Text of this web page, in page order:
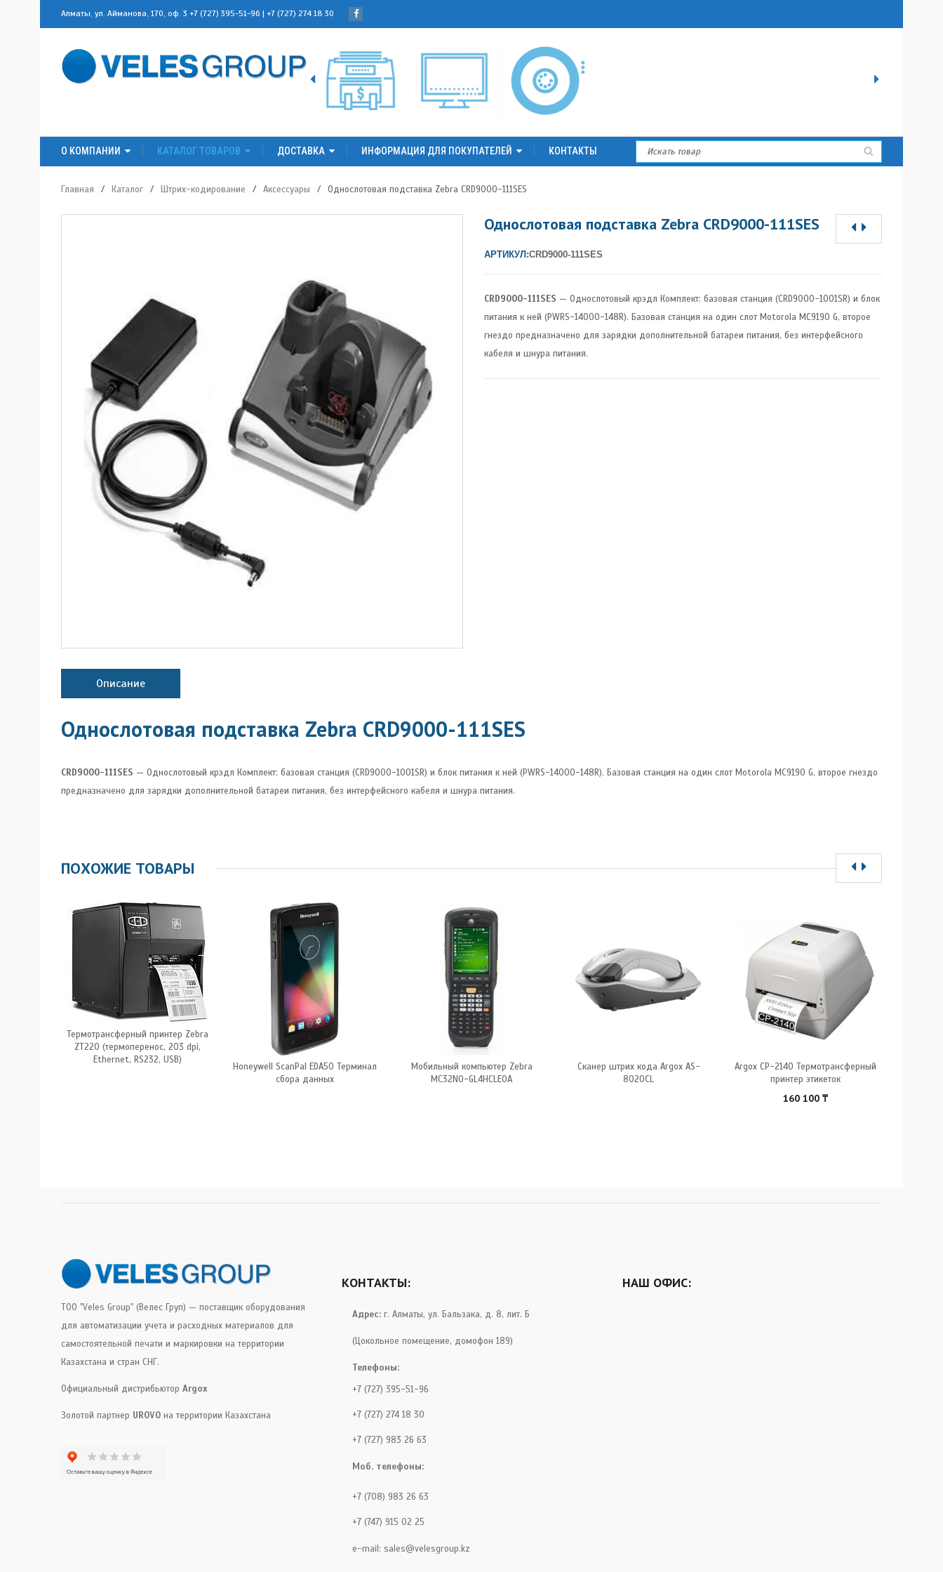
Алматы, ул. Айманова, 170, оф. 3 +7 (727) 395-51-96 | +7 (727) 274 18 30
О КОМПАНИИ КАТАЛОГ ТОВАРОВ ДОСТАВКА ИНФОРМАЦИЯ ДЛЯ ПОКУПАТЕЛЕЙ КОНТАКТЫ
Главная / Каталог / Штрих-кодирование / Аксессуары / Однослотовая подставка Zebra CRD9000-111SES
Однослотовая подставка Zebra CRD9000-111SES
АРТИКУЛ:CRD9000-111SES
CRD9000-111SES — Однослотовый крэдл Комплект: базовая станция (CRD9000-1001SR) и блок
питания к ней (PWRS-14000-148R). Базовая станция на один слот Motorola МС9190 G, второе
гнездо предназначено для зарядки дополнительной батареи питания, без интерфейсного
кабеля и шнура питания.
Описание
Однослотовая подставка Zebra CRD9000-111SES
CRD9000-111SES — Однослотовый крэдл Комплект: базовая станция (CRD9000-1001SR) и блок питания к ней (PWRS-14000-148R). Базовая станция на один слот Motorola МС9190 G, второе гнездо
предназначено для зарядки дополнительной батареи питания, без интерфейсного кабеля и шнура питания.
ПОХОЖИЕ ТОВАРЫ
Термотрансферный принтер Zebra
ZT220 (термоперенос, 203 dpi,
Ethernet, RS232, USB)
Honeywell ScanPal EDA50 Терминал
сбора данных
Мобильный компьютер Zebra
MC32N0-GL4HCLE0A
Сканер штрих кода Argox AS-
8020CL
Argox CP-2140 Термотрансферный
принтер этикеток
160 100 ₸
ТОО "Veles Group" (Велес Груп) — поставщик оборудования
для автоматизации учета и расходных материалов для
самостоятельной печати и маркировки на территории
Казахстана и стран СНГ.
Официальный дистрибьютор Argox
Золотой партнер UROVO на территории Казахстана
КОНТАКТЫ:
Адрес: г. Алматы, ул. Бальзака, д. 8, лит. Б
(Цокольное помещение, домофон 189)
Телефоны:
+7 (727) 395-51-96
+7 (727) 274 18 30
+7 (727) 983 26 63
Моб. телефоны:
+7 (708) 983 26 63
+7 (747) 915 02 25
e-mail: sales@velesgroup.kz
НАШ ОФИС: